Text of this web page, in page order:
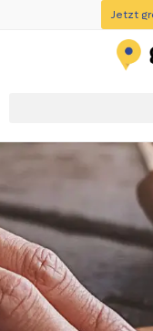
Jetzt